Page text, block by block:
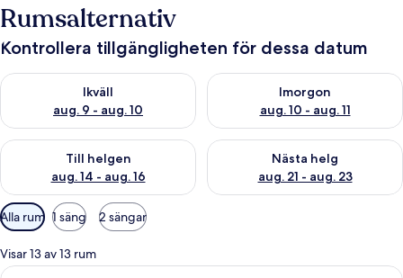
Rumsalternativ
Kontrollera tillgängligheten för dessa datum
Ikväll
aug. 9 - aug. 10
Kontrollera tillgängligheten för ikväll aug. 9 - aug. 10
Imorgon
aug. 10 - aug. 11
Kontrollera tillgängligheten
Till helgen
aug. 14 - aug. 16
Kontrollera tillgängligheten för den här helgen aug. 14 - aug.
Nästa helg
aug. 21 - aug. 23
Kontrollera tillgängligheten
Tillgängliga
filter
för
rum
Alla rum 1 säng 2 sängar
Visar 13 av 13 rum